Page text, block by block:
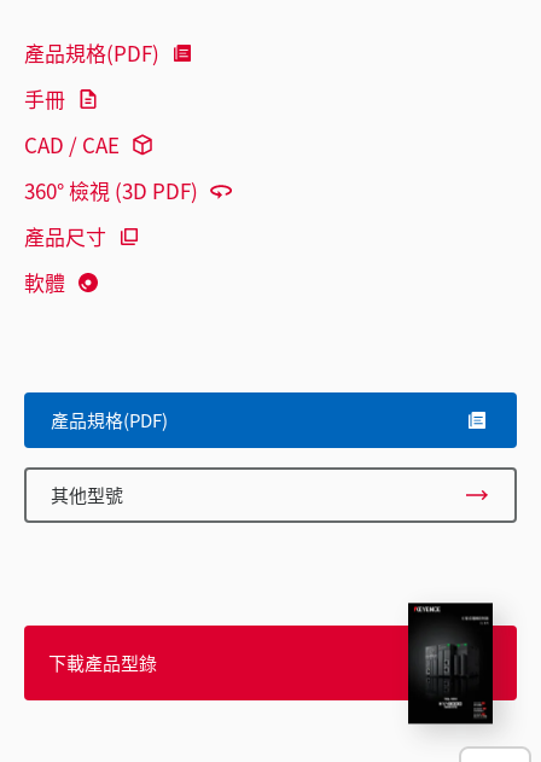
產品規格(PDF)
手冊
CAD / CAE
360° 檢視 (3D PDF)
產品尺寸
軟體
產品規格(PDF)
其他型號
下載產品型錄